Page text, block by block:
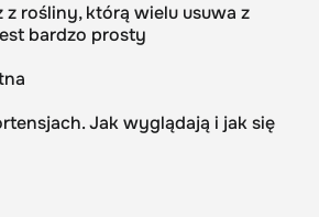
rośliny, którą wielu usuwa z
bardzo prosty
Jak wyglądają i jak się